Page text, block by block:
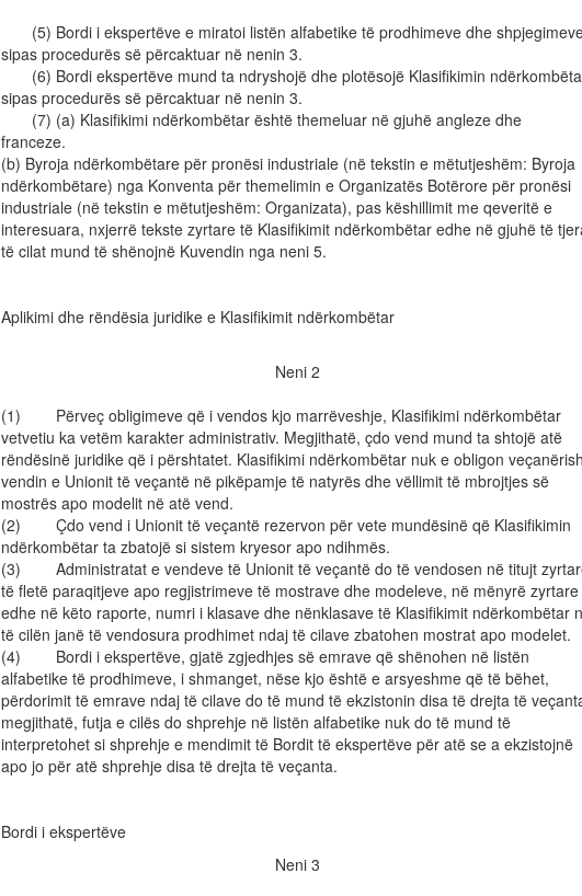
(5) Bordi i ekspertëve e miratoi listën alfabetike të prodhimeve dhe
sipas procedurës së përcaktuar në nenin 3.
(6) Bordi ekspertëve mund ta ndryshojë dhe plotësojë Klasifikimin
sipas procedurës së përcaktuar në nenin 3.
(7) (a) Klasifikimi ndërkombëtar është themeluar në gjuhë angleze dhe
franceze.
(b) Byroja ndërkombëtare për pronësi industriale (në tekstin e mëtutjeshëm: Byroja
ndërkombëtare) nga Konventa për themelimin e Organizatës Botërore për pronësi
industriale (në tekstin e mëtutjeshëm: Organizata), pas këshillimit me qeveritë e
interesuara, nxjerrë tekste zyrtare të Klasifikimit ndërkombëtar edhe në gjuhë të
të cilat mund të shënojnë Kuvendin nga neni 5.
Aplikimi dhe rëndësia juridike e Klasifikimit ndërkombëtar
Neni 2
(1) Përveç obligimeve që i vendos kjo marrëveshje, Klasifikimi ndërkombëtar
vetvetiu ka vetëm karakter administrativ. Megjithatë, çdo vend mund ta shtojë atë
rëndësinë juridike që i përshtatet. Klasifikimi ndërkombëtar nuk e obligon
vendin e Unionit të veçantë në pikëpamje të natyrës dhe vëllimit të mbrojtjes së
mostrës apo modelit në atë vend.
(2) Çdo vend i Unionit të veçantë rezervon për vete mundësinë që Klasifikimin
ndërkombëtar ta zbatojë si sistem kryesor apo ndihmës.
(3) Administratat e vendeve të Unionit të veçantë do të vendosen në titujt
të fletë paraqitjeve apo regjistrimeve të mostrave dhe modeleve, në mënyrë zyrtare
edhe në këto raporte, numri i klasave dhe nënklasave të Klasifikimit ndërkombëtar
të cilën janë të vendosura prodhimet ndaj të cilave zbatohen mostrat apo modelet.
(4) Bordi i ekspertëve, gjatë zgjedhjes së emrave që shënohen në listën
alfabetike të prodhimeve, i shmanget, nëse kjo është e arsyeshme që të bëhet,
përdorimit të emrave ndaj të cilave do të mund të ekzistonin disa të drejta të
megjithatë, futja e cilës do shprehje në listën alfabetike nuk do të mund të
interpretohet si shprehje e mendimit të Bordit të ekspertëve për atë se a ekzistojnë
apo jo për atë shprehje disa të drejta të veçanta.
Bordi i ekspertëve
Neni 3